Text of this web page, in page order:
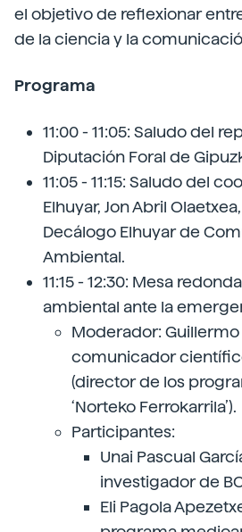
el objetivo de reflexionar
de la ciencia y la
Programa
11:00 - 11:05: Saludo del
Diputación Foral de
11:05 - 11:15: Saludo del
Elhuyar, Jon Abril
Decálogo Elhuyar de
Ambiental.
11:15 - 12:30: Mesa
ambiental ante la
Moderador: Guillermo
comunicador
(director de los
‘Norteko Ferrokarrila’).
Participantes:
Unai Pascual
investigador de
Eli Pagola